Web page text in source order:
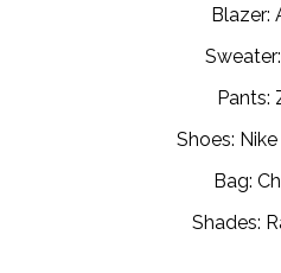
Blazer:
Pants:
Shoes: Nike
Bag:
Shades: